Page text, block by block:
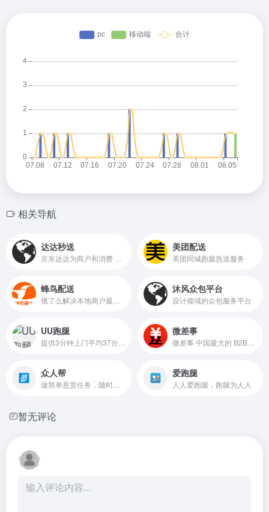
相关导航
达达秒送 美团配送
美团同城跑腿急送服务
蜂鸟配送 沐风众包平台
设计领域的众包服务平台
UU跑腿 微差事
众人帮 爱跑腿
人人爱跑腿，跑腿为人人
暂无评论